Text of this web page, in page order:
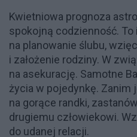
Kwietniowa prognoza
spokojną codzienność.
na planowanie ślubu,
i założenie rodziny. W
na asekurację. Samotne
życia w pojedynkę.
na gorące randki,
drugiemu człowiekowi.
do udanej relacji.